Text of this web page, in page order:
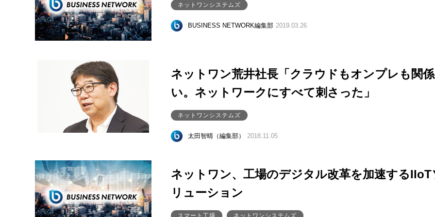
ネットワンシステムズ
BUSINESS NETWORK編集部 2019.03.26
ネットワン荒井社長「クラウドもオンプレも関
い。ネットワークにすべて刺さった」
ネットワンシステムズ
太田智晴（編集部） 2018.11.05
ネットワン、工場のデジタル改革を加速するIIoT
リューション
スマート工場 ネットワンシステムズ